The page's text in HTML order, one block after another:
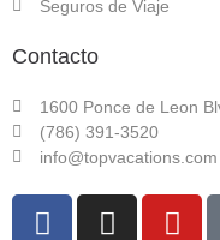
Seguros de Viaje
Contacto
1600 Ponce de Leon
(786) 391-3520
info@topvacations.com